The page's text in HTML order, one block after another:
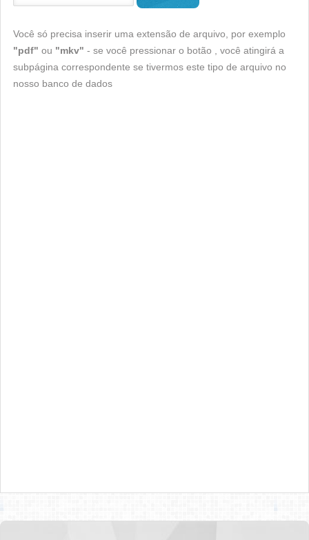
Você só precisa inserir uma extensão de arquivo, por exemplo
"pdf" ou "mkv" - se você pressionar o botão , você atingirá a
subpágina correspondente se tivermos este tipo de arquivo no
nosso banco de dados